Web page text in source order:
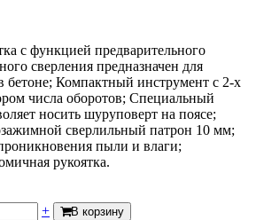
с функцией предварительного
сверления предназначен для
бетоне; Компактный инструмент с 2-х
числа оборотов; Специальный
носить шуруповерт на поясе;
сверлильный патрон 10 мм;
пыли и влаги;
рукоятка.
+ В корзину